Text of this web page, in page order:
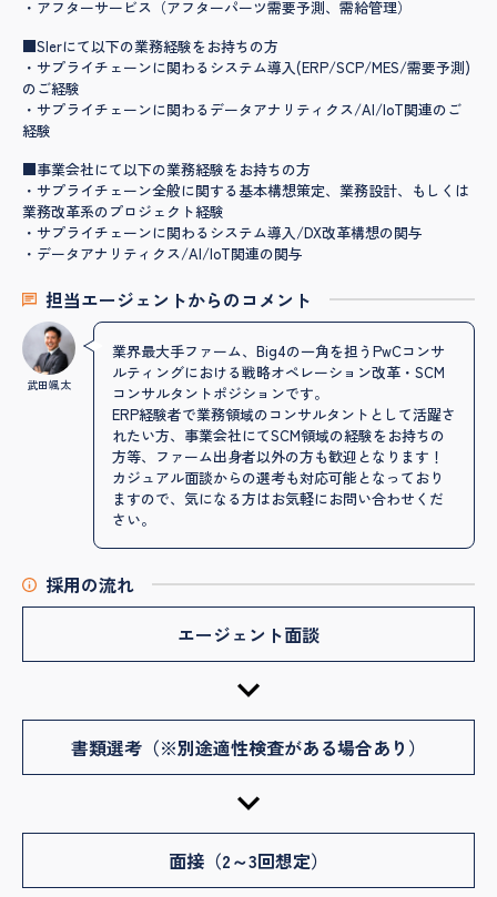
・アフターサービス（アフターパーツ需要予測、需給管理）
■SIerにて以下の業務経験をお持ちの方
・サプライチェーンに関わるシステム導入(ERP/SCP/MES/需要予測)
のご経験
・サプライチェーンに関わるデータアナリティクス/AI/IoT関連のご
経験
■事業会社にて以下の業務経験をお持ちの方
・サプライチェーン全般に関する基本構想策定、業務設計、もしくは
業務改革系のプロジェクト経験
・サプライチェーンに関わるシステム導入/DX改革構想の関与
・データアナリティクス/AI/IoT関連の関与
担当エージェントからのコメント
武田颯太
業界最大手ファーム、Big4の一角を担うPwCコンサ
ルティングにおける戦略オペレーション改革・SCM
コンサルタントポジションです。
ERP経験者で業務領域のコンサルタントとして活躍さ
れたい方、事業会社にてSCM領域の経験をお持ちの
方等、ファーム出身者以外の方も歓迎となります！
カジュアル面談からの選考も対応可能となっており
ますので、気になる方はお気軽にお問い合わせくだ
さい。
採用の流れ
エージェント面談
書類選考（※別途適性検査がある場合あり）
面接（2～3回想定）